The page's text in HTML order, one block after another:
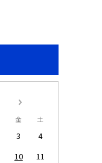
金 土
3
4
10
11